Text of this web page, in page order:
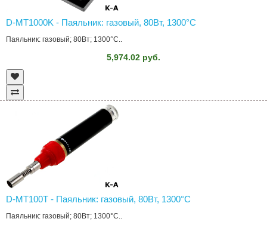
D-MT1000K - Паяльник: газовый, 80Вт, 1300°C
Паяльник: газовый; 80Вт; 1300°C..
5,974.02 руб.
D-MT100T - Паяльник: газовый, 80Вт, 1300°C
Паяльник: газовый; 80Вт; 1300°C..